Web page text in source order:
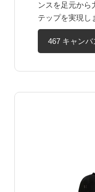
ンスを足元から
テップを実現し
467 キャン